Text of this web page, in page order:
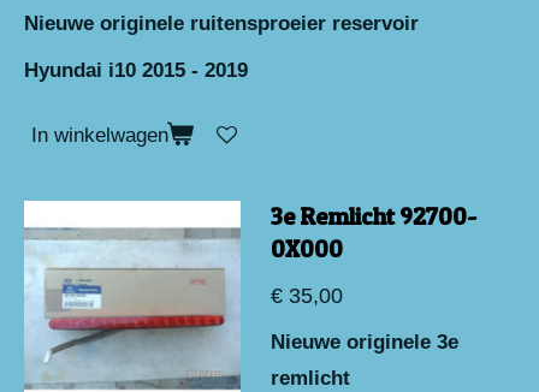
Nieuwe originele ruitensproeier reservoir
Hyundai i10 2015 - 2019
In winkelwagen
3e Remlicht 92700-
0X000
€ 35,00
Nieuwe originele 3e
remlicht